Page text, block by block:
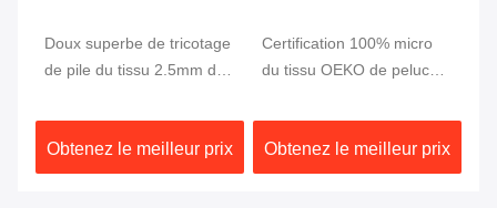
Doux superbe de tricotage
de pile du tissu 2.5mm de
polyester de chaîne
Obtenez le meilleur prix
Certification 100% micro
du tissu OEKO de peluche
d'ouatine de polyester
Obtenez le meilleur prix